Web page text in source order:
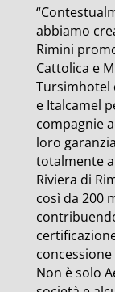
abbiamo
Rimini
Cattolica e
Tursimhotel
e Italcamel
compagnie
loro
totalmente
Riviera di
così da 200
Non è solo